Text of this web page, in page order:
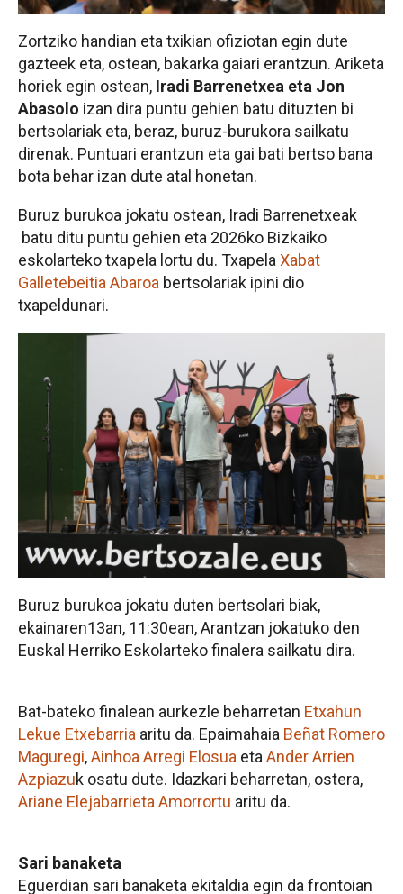
Zortziko handian eta txikian ofiziotan egin dute
gazteek eta, ostean, bakarka gaiari erantzun. Ariketa
horiek egin ostean, Iradi Barrenetxea eta Jon
Abasolo izan dira puntu gehien batu dituzten bi
bertsolariak eta, beraz, buruz-burukora sailkatu
direnak. Puntuari erantzun eta gai bati bertso bana
bota behar izan dute atal honetan.
Buruz burukoa jokatu ostean, Iradi Barrenetxeak
batu ditu puntu gehien eta 2026ko Bizkaiko
eskolarteko txapela lortu du. TxapelaXabat
Galletebeitia Abaroa bertsolariak ipini dio
txapeldunari.
Buruz burukoa jokatu duten bertsolari biak,
ekainaren13an, 11:30ean, Arantzan jokatuko den
Euskal Herriko Eskolarteko finalera sailkatu dira.
Bat-bateko finalean aurkezle beharretan Etxahun
Lekue Etxebarria aritu da. Epaimahaia Beñat Romero
Maguregi,Ainhoa Arregi Elosua etaAnder Arrien
Azpiazuk osatu dute. Idazkari beharretan, ostera,
Ariane Elejabarrieta Amorrortu aritu da.
Sari banaketa
Eguerdian sari banaketa ekitaldia egin da frontoian